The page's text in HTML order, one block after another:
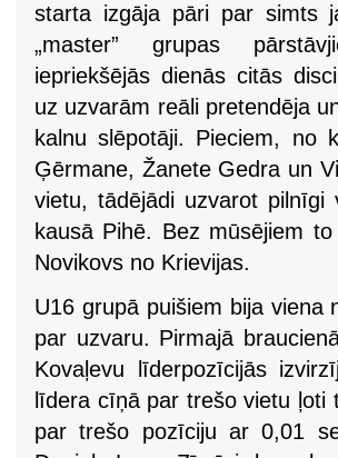
starta izgāja pāri par simts
„master” grupas
iepriekšējās dienās citās
uz uzvarām reāli pretendēja
kalnu slēpotāji. Pieciem, no
Ģērmane, Žanete Gedra un
vietu, tādējādi uzvarot pilnīgi
kausā Pihē. Bez mūsējiem
Novikovs no Krievijas.
U16 grupā puišiem bija viena
par uzvaru. Pirmajā
Kovaļevu līderpozīcijās
līdera cīņā par trešo vietu
par trešo pozīciju ar 0,01